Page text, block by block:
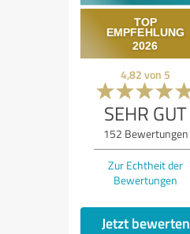
4,82 von 5
SEHR GUT
152 Bewertungen
Zur Echtheit der
Bewertungen
Jetzt bewerten